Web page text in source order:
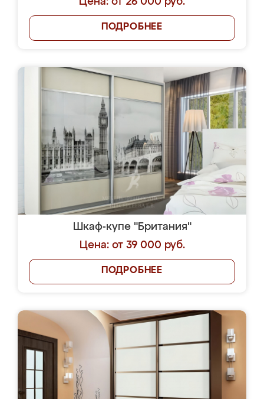
ПОДРОБНЕЕ
Шкаф-купе "Британия"
Цена: от 39 000 руб.
ПОДРОБНЕЕ